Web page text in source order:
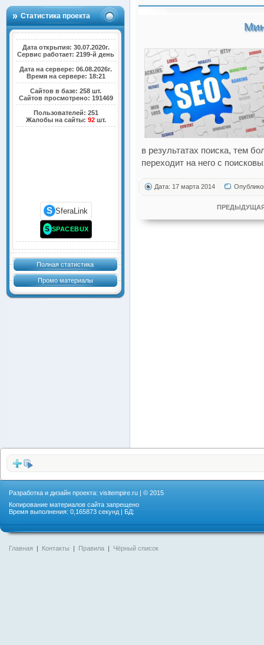
Статистика проекта
Дата открытия: 30.07.2020г.
Сервис работает: 2199-й день
Дата на сервере: 06.08.2026г.
Время на сервере: 18:21
Сайтов в базе: 258 шт.
Сайтов просмотрено: 191469
Пользователей: 251
Жалобы на сайты: 92шт.
S SferaLink
S SPACEBUX
Полная статистика
Промо материалы
в результатах поиска, тем
переходит на него с
Дата: 17 марта 2014
Разработка и дизайн проекта: visitempire.ru | © 2015
Копирование материалов сайта запрещено
Время выполнения: 0,165873 секунд | БД:
Главная | Контакты | Правила | Чёрный список